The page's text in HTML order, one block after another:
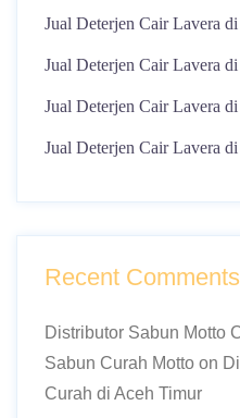
Jual Deterjen Cair Lavera
Jual Deterjen Cair Lavera
Jual Deterjen Cair Lavera
Jual Deterjen Cair Lavera
Recent Comments
Distributor Sabun Motto
Sabun Curah Motto on
Curah di Aceh Timur